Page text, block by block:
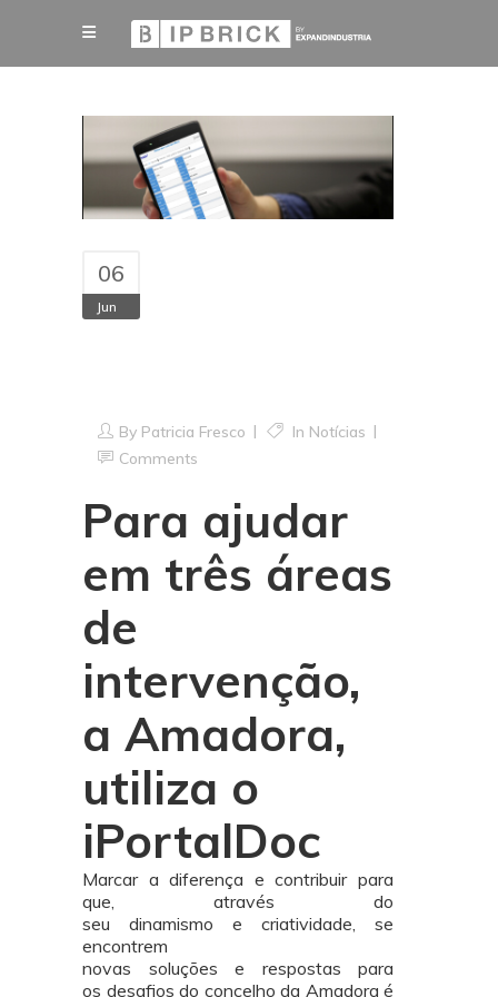
06
Jun
By Patricia Fresco In Notícias
Comments
Para ajudar
em três áreas
de
intervenção,
a Amadora,
utiliza o
iPortalDoc
Marcar a diferença e contribuir para
que, através do
seu dinamismo e criatividade, se
encontrem
novas soluções e respostas para
os desafios do concelho da Amadora é